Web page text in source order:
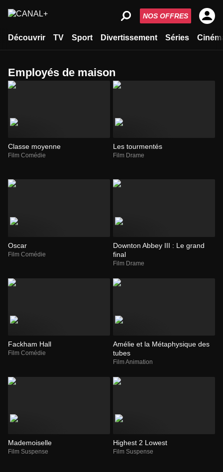
Découvrir TV Sport Divertissement Séries
NOS OFFRES
employés de maison
Classe moyenne
Film Comédie
Les tourmentés
Film Drame
Oscar
Film Comédie
Downton Abbey III : Le grand
final
Film Drame
Fackham Hall
Film Comédie
Amélie et la Métaphysique des
tubes
Film Animation
Mademoiselle
Film Suspense
Highest 2 Lowest
Film Suspense